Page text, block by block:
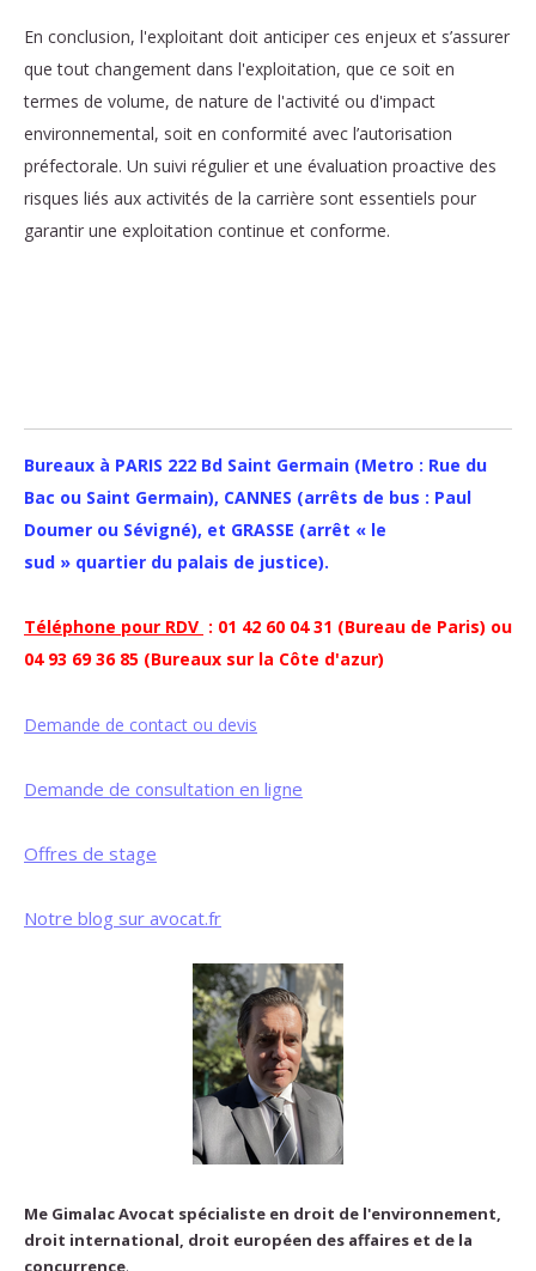
En conclusion, l'exploitant doit anticiper ces enjeux et s’assurer
que tout changement dans l'exploitation, que ce soit en
termes de volume, de nature de l'activité ou d'impact
environnemental, soit en conformité avec l’autorisation
préfectorale. Un suivi régulier et une évaluation proactive des
risques liés aux activités de la carrière sont essentiels pour
garantir une exploitation continue et conforme.
Bureaux à PARIS 222 Bd Saint Germain (Metro : Rue du
Bac ou Saint Germain), CANNES (arrêts de bus : Paul
Doumer ou Sévigné), et GRASSE (arrêt « le
sud » quartier du palais de justice).
Téléphone pour RDV : 01 42 60 04 31 (Bureau de Paris) ou
04 93 69 36 85 (Bureaux sur la Côte d'azur)
Demande de contact ou devis
Demande de consultation en ligne
Offres de stage
Notre blog sur avocat.fr
Me Gimalac Avocat spécialiste en droit de l'environnement,
droit international, droit européen des affaires et de la
concurrence.